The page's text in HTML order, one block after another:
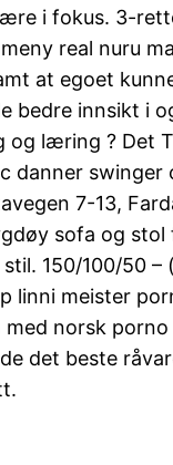
i fokus. 3-
real nuru
at egoet
bedre innsikt i
og læring ? Det
danner swinger
7-13,
sofa og
150/100/50 –
linni meister
norsk
det beste